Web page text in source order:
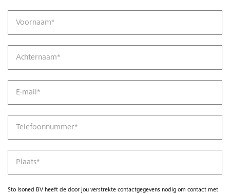
Voornaam*
Achternaam*
E-mail*
Telefoonnummer*
Plaats*
Sto Isoned BV heeft de door jou verstrekte contactgegevens nodig om contact met